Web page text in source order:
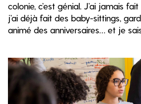
colonie, c’est génial. J’ai jamais
j’ai déjà fait des baby-sittings,
animé des anniversaires… et je